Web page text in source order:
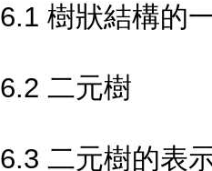
6.1 樹狀結構的
6.2 二元樹
6.3 二元樹的表